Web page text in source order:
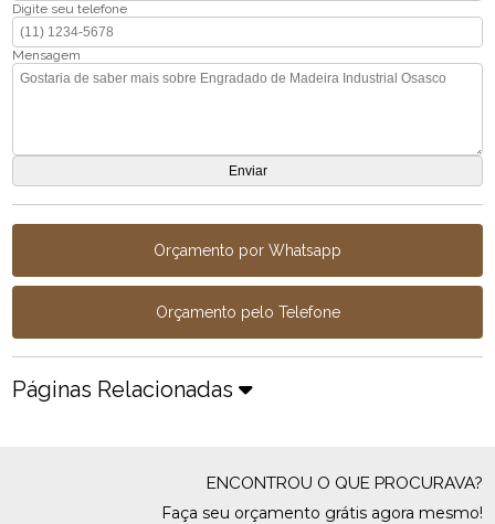
Digite seu telefone
Mensagem
Orçamento por Whatsapp
Orçamento pelo Telefone
Páginas Relacionadas
ENCONTROU O QUE PROCURAVA?
Faça seu orçamento grátis agora mesmo!